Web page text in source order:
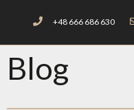
+48 666 686 630
Blog